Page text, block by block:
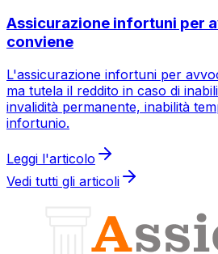
Assicurazione infortuni per
conviene
L'assicurazione infortuni per
ma tutela il reddito in caso di
invalidità permanente, inabilità
infortunio.
Leggi l'articolo
Vedi tutti gli articoli